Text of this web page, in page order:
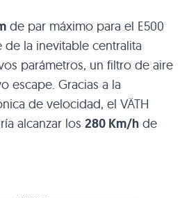
de par máximo para el E500
la inevitable centralita
parámetros, un filtro de aire
escape. Gracias a la
de velocidad, el VÄTH
alcanzar los 280 Km/h de